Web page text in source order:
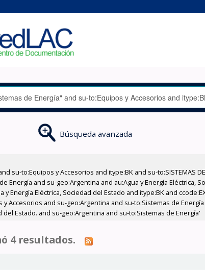
Búsqueda avanzada
su-to:Equipos y Accesorios and itype:BK and su-to:SISTEMAS
Energía and su-geo:Argentina and au:Agua y Energía Eléctrica,
Energía Eléctrica, Sociedad del Estado and itype:BK and
Accesorios and su-geo:Argentina and su-to:Sistemas de
del Estado. and su-geo:Argentina and su-to:Sistemas de Energía'
4 resultados.